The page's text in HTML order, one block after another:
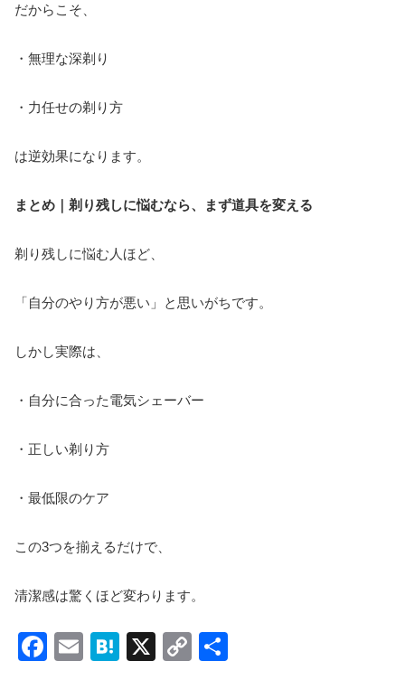
だからこそ、
・無理な深剃り
・力任せの剃り方
は逆効果になります。
まとめ｜剃り残しに悩むなら、まず道具を変える
剃り残しに悩む人ほど、
「自分のやり方が悪い」と思いがちです。
しかし実際は、
・自分に合った電気シェーバー
・正しい剃り方
・最低限のケア
この3つを揃えるだけで、
清潔感は驚くほど変わります。
F
E
H
X
C